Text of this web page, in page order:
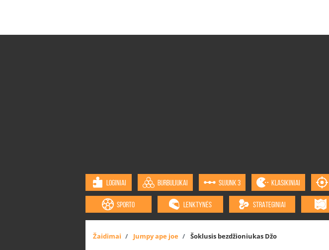
LOGINIAI BURBULIUKAI SUJUNK 3 KLASIKINIAI
SPORTO LENKTYNĖS STRATEGINIAI
Žaidimai Jumpy ape joe Šoklusis bezdžioniukas Džo